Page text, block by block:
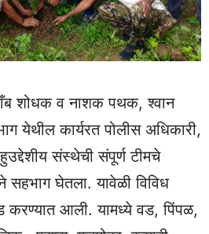
शोधक व नाशक पथक, श्वान
येथील कार्यरत पोलीस अधिकारी,
संस्थेची संपूर्ण टीमचे
सहभाग घेतला. यावेळी विविध
करण्यात आली. यामध्ये वड, पिंपळ,